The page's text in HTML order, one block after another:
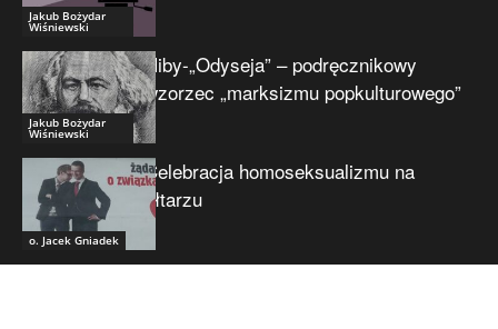
Jakub Bożydar
Wiśniewski
Jakub Bożydar
Wiśniewski
Niby-„Odyseja” – podręcznikowy
wzorzec „marksizmu popkulturowego”
o. Jacek Gniadek
Celebracja homoseksualizmu na
ołtarzu